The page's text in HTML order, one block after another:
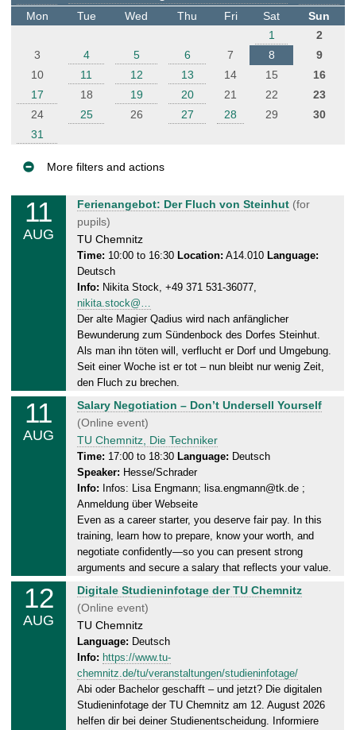
t
e
Mon
Tue Wed Thu Fri Sat
Sun
1
2
3
4 5 6 7 8
9
10
11 12 13 14 15
16
17
18 19 20 21 22
23
24
25 26 27 28 29
30
31
More filters and actions
11
AUG
T
u
e
s
d
a
y
,
1
.
8
.
2
0
2
6
Ferienangebot: Der Fluch von Steinhut (for
pupils)
TU Chemnitz
Time: 10:00 to 16:30 Location: A14.010 Language:
Deutsch
Info: Nikita Stock, +49 371 531-36077,
nikita.stock@…
Der alte Magier Qadius wird nach anfänglicher
Bewunderung zum Sündenbock des Dorfes Steinhut.
Als man ihn töten will, verflucht er Dorf und Umgebung.
Seit einer Woche ist er tot – nun bleibt nur wenig Zeit,
den Fluch zu brechen.
11
AUG
T
u
e
s
d
a
y
,
0
8
2
2
6
Salary Negotiation – Don’t Undersell Yourself
(Online event)
TU Chemnitz, Die Techniker
Time: 17:00 to 18:30 Language: Deutsch
Speaker: Hesse/Schrader
Info: Infos: Lisa Engmann; lisa.engmann@tk.de ;
Anmeldung über Webseite
Even as a career starter, you deserve fair pay. In this
training, learn how to prepare, know your worth, and
negotiate confidently—so you can present strong
arguments and secure a salary that reflects your value.
12
AUG
W
e
d
n
e
s
d
a
Digitale Studieninfotage der TU Chemnitz
(Online event)
TU Chemnitz
Language: Deutsch
Info: https://www.tu-
chemnitz.de/tu/veranstaltungen/studieninfotage/
Abi oder Bachelor geschafft – und jetzt? Die digitalen
Studieninfotage der TU Chemnitz am 12. August 2026
helfen dir bei deiner Studienentscheidung. Informiere